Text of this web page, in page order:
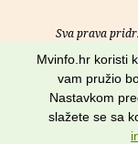
Sva prava
Mvinfo.hr koristi
vam pružio
Nastavkom
slažete se sa